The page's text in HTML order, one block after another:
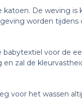
De weving
worden
voor de
zal de
voor het wassen